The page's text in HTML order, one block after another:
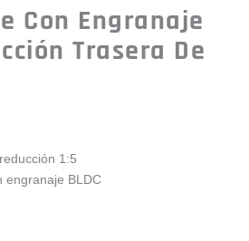
Con Engranaje
Trasera De
1:5
engranaje BLDC